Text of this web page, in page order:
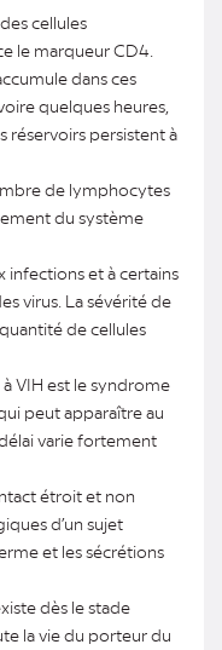
cellules
le marqueur CD4.
dans ces
quelques heures,
réservoirs persistent à
de lymphocytes
du système
infections et à certains
virus. La sévérité de
de cellules
VIH est le syndrome
peut apparaître au
varie fortement
étroit et non
d’un sujet
et les sécrétions
dès le stade
la vie du porteur du